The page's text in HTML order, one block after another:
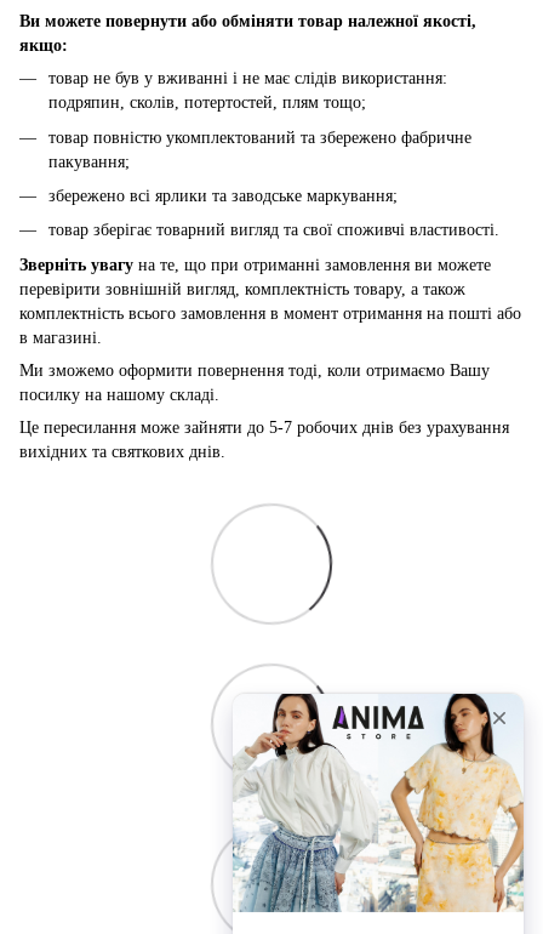
Ви можете повернути або обміняти товар належної якості,
якщо:
товар не був у вживанні і не має слідів використання:
подряпин, сколів, потертостей, плям тощо;
товар повністю укомплектований та збережено фабричне
пакування;
збережено всі ярлики та заводське маркування;
товар зберігає товарний вигляд та свої споживчі властивості.
Зверніть увагу на те, що при отриманні замовлення ви можете
перевірити зовнішній вигляд, комплектність товару, а також
комплектність всього замовлення в момент отримання на пошті або
в магазині.
Ми зможемо оформити повернення тоді, коли отримаємо Вашу
посилку на нашому складі.
Це пересилання може зайняти до 5-7 робочих днів без урахування
вихідних та святкових днів.